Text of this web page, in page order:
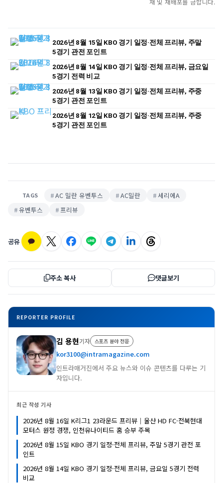
2026년 8월 15일 KBO 경기 일정·전체 프리뷰, 주말
5경기 관전 포인트
2026년 8월 14일 KBO 경기 일정·전체 프리뷰, 금요일
5경기 전력 비교
2026년 8월 13일 KBO 경기 일정·전체 프리뷰, 주중
5경기 관전 포인트
2026년 8월 12일 KBO 경기 일정·전체 프리뷰, 주중
5경기 관전 포인트
TAGS AC 밀란 유벤투스 AC밀란
세리에A
유벤투스
프리뷰
공유
주소 복사 댓글보기
REPORTER PROFILE
김 용현기자 스포츠 분야 전문
kor3100@intramagazine.com
인트라매거진에서 주요 뉴스와 이슈 콘텐츠를 다루는 기
자입니다.
최근 작성 기사
2026년 8월 16일 K리그1 23라운드 프리뷰｜울산 HD FC·전북현대
모터스 원정 경쟁, 인천유나이티드 홈 승부 주목
2026년 8월 15일 KBO 경기 일정·전체 프리뷰, 주말 5경기 관전 포
인트
2026년 8월 14일 KBO 경기 일정·전체 프리뷰, 금요일 5경기 전력
비교